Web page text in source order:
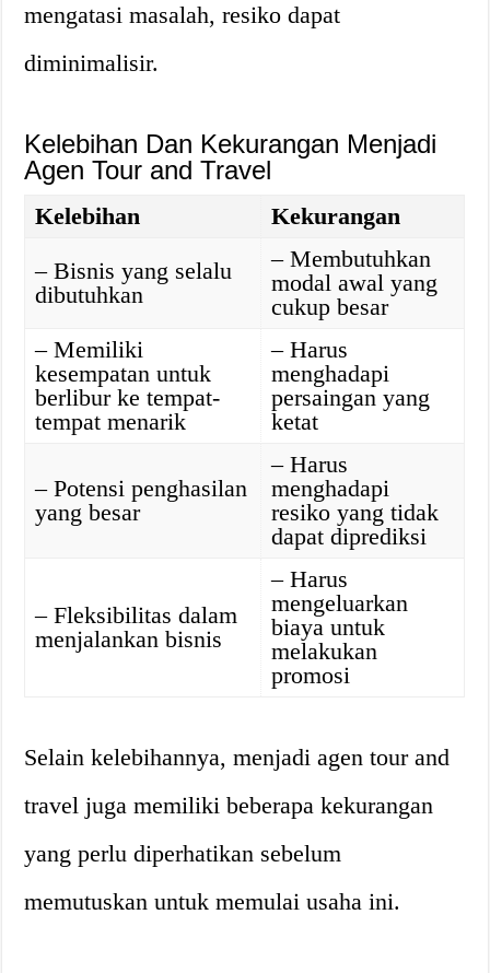
mengatasi masalah, resiko dapat
diminimalisir.
Kelebihan Dan Kekurangan Menjadi
Agen Tour and Travel
Kelebihan
Kekurangan
– Bisnis yang selalu
dibutuhkan
– Membutuhkan
modal awal yang
cukup besar
– Memiliki
kesempatan untuk
berlibur ke tempat-
tempat menarik
– Harus
menghadapi
persaingan yang
ketat
– Potensi penghasilan
yang besar
– Harus
menghadapi
resiko yang tidak
dapat diprediksi
– Fleksibilitas dalam
menjalankan bisnis
– Harus
mengeluarkan
biaya untuk
melakukan
promosi
Selain kelebihannya, menjadi agen tour and
travel juga memiliki beberapa kekurangan
yang perlu diperhatikan sebelum
memutuskan untuk memulai usaha ini.